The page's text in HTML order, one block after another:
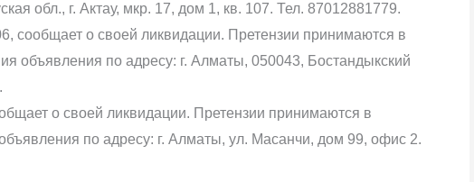
обл., г. Актау, мкр. 17, дом 1, кв. 107. Тел. 87012881779.
о своей ликвидации. Претензии принимаются в
объявления по адресу: г. Алматы, 050043, Бостандыкский
о своей ликвидации. Претензии принимаются в
по адресу: г. Алматы, ул. Масанчи, дом 99, офис 2.